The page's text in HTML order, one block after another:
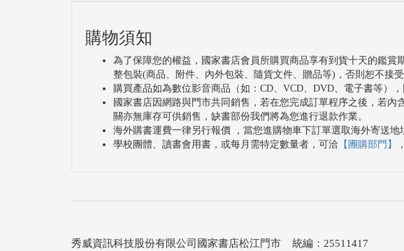
購物須知
為了保障您的權益，國家書店會員所購買商品享有到貨十天的鑑
整包裝(商品、附件、內外包裝、隨貨文件、贈品等)，否則恕不接受
購買產品如為數位影音商品（如：CD、VCD、DVD、電子書等）
國家書店因網路與門市共同銷售，若在您完成訂單程序之後，若
關亦無庫存可供銷售，缺書部份我們將為您進行退款作業。
海外購書運費一律另行報價 ，當您進購物車下訂單選取海外寄送
學校團體、讀書會用書，或每月需特定數量者，可洽 【團購部門】
秀威資訊科技股份有限公司國家書店松江門市 統編：25511417